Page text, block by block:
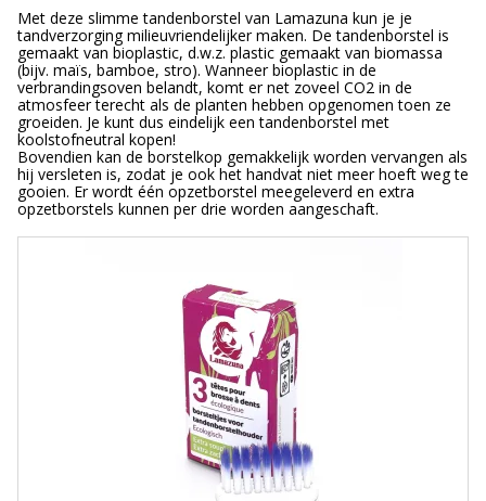
Met deze slimme tandenborstel van Lamazuna kun je je
tandverzorging milieuvriendelijker maken. De tandenborstel is
gemaakt van bioplastic, d.w.z. plastic gemaakt van biomassa
(bijv. maïs, bamboe, stro). Wanneer bioplastic in de
verbrandingsoven belandt, komt er net zoveel CO2 in de
atmosfeer terecht als de planten hebben opgenomen toen ze
groeiden. Je kunt dus eindelijk een tandenborstel met
koolstofneutral kopen!
Bovendien kan de borstelkop gemakkelijk worden vervangen als
hij versleten is, zodat je ook het handvat niet meer hoeft weg te
gooien. Er wordt één opzetborstel meegeleverd en extra
opzetborstels kunnen per drie worden aangeschaft.